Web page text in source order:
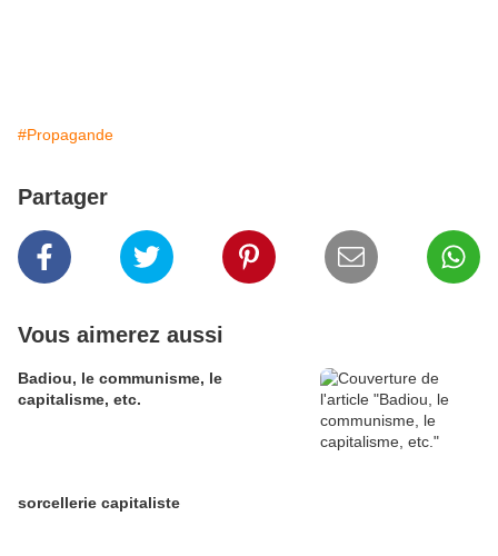
#Propagande
Partager
Vous aimerez aussi
Badiou, le communisme, le
capitalisme, etc.
sorcellerie capitaliste